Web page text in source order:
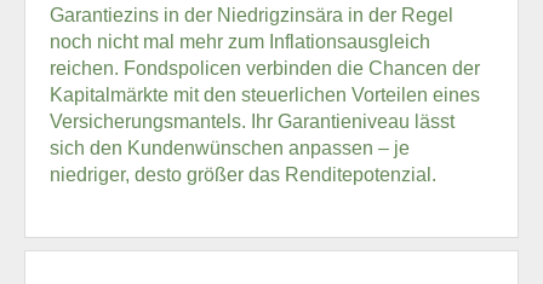
Garantiezins in der Niedrigzinsära in der Regel
noch nicht mal mehr zum Inflationsausgleich
reichen. Fondspolicen verbinden die Chancen der
Kapitalmärkte mit den steuerlichen Vorteilen eines
Versicherungsmantels. Ihr Garantieniveau lässt
sich den Kundenwünschen anpassen – je
niedriger, desto größer das Renditepotenzial.